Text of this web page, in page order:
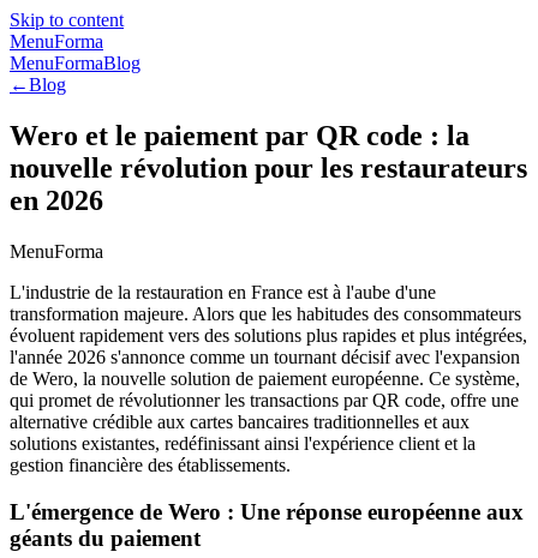
Skip to content
MenuForma
MenuFormaBlog
←Blog
Wero et le paiement par QR code : la
nouvelle révolution pour les restaurateurs
en 2026
MenuForma
L'industrie de la restauration en France est à l'aube d'une
transformation majeure. Alors que les habitudes des consommateurs
évoluent rapidement vers des solutions plus rapides et plus intégrées,
l'année 2026 s'annonce comme un tournant décisif avec l'expansion
de Wero, la nouvelle solution de paiement européenne. Ce système,
qui promet de révolutionner les transactions par QR code, offre une
alternative crédible aux cartes bancaires traditionnelles et aux
solutions existantes, redéfinissant ainsi l'expérience client et la
gestion financière des établissements.
L'émergence de Wero : Une réponse européenne aux
géants du paiement